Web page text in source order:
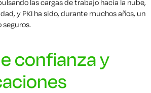
las cargas de trabajo hacia la nube,
y PKI ha sido, durante muchos años, un
confianza y